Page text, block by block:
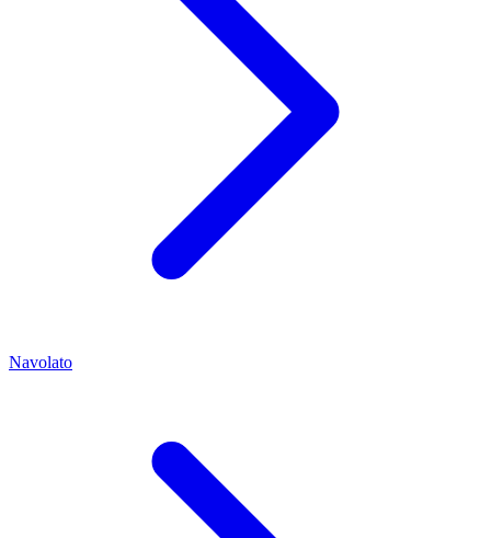
Navolato